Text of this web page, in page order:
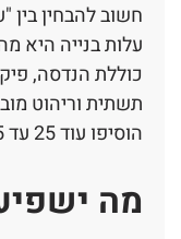
חשוב להבחין בין
עלות בנייה היא
כוללת הנדסה,
תשתית וריהוט
הוסיפו עוד 25 עד 35 אחוז לתמונה המלאה.
מה